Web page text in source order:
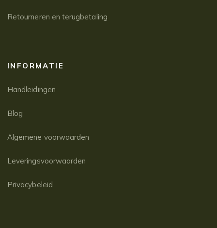
Retourneren en terugbetaling
INFORMATIE
Handleidingen
Blog
Algemene voorwaarden
Leveringsvoorwaarden
Privacybeleid